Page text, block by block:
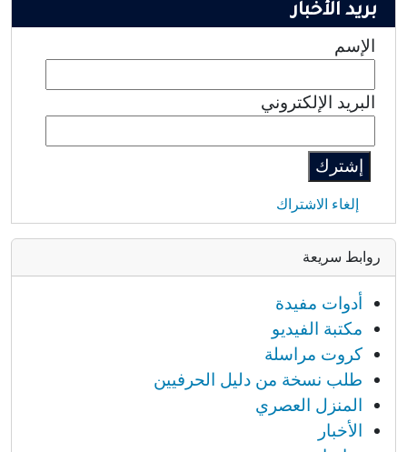
بريد الأخبار
الإسم
البريد الإلكتروني
إلغاء الاشتراك
روابط سريعة
أدوات مفيدة
مكتبة الفيديو
كروت مراسلة
طلب نسخة من دليل الحرفيين
المنزل العصري
الأخبار